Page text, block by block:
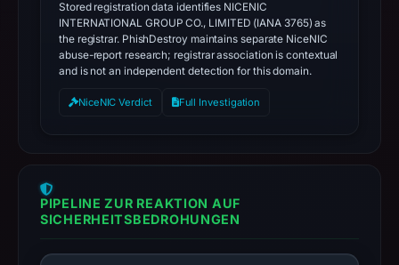
Stored registration data identifies NICENIC
INTERNATIONAL GROUP CO., LIMITED (IANA 3765) as
the registrar. PhishDestroy maintains separate NiceNIC
abuse-report research; registrar association is contextual
and is not an independent detection for this domain.
NiceNIC Verdict Full Investigation
PIPELINE ZUR REAKTION AUF
SICHERHEITSBEDROHUNGEN